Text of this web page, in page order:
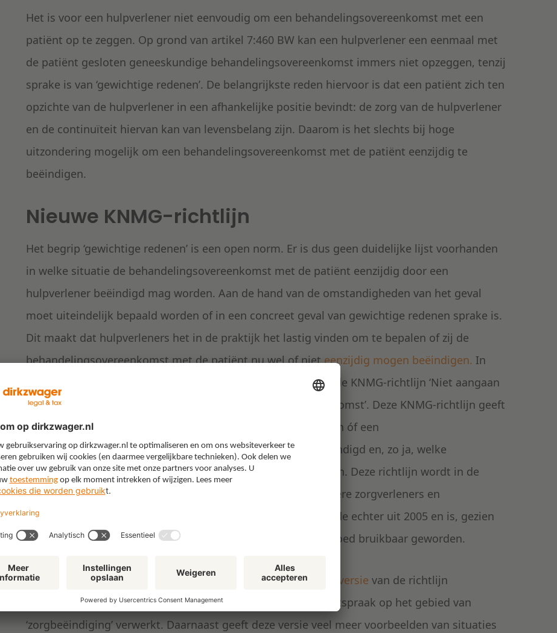
Het is voor een hulpverlener niet eenvoudig om een behandelingsovereenkomst met een
patiënt op te zeggen. Op grond van artikel 7:460 BW kan een hulpverlener een eenmaal met
de patiënt gesloten geneeskundige behandelingsovereenkomst immers niet opzeggen, tenzij
sprake is van ‘gewichtige redenen’. De belangrijkste reden hiervoor is dat een patiënt zich ten
opzichte van de hulpverlener in een afhankelijke positie bevindt: de zorg van de hulpverlener
en de continuïteit hiervan kan van levensbelang zijn. Daarom is het slechts bij hoge
uitzondering mogelijk om een behandelingsovereenkomst met de patiënt eenzijdig te
beëindigen.
Nieuwe KNMG-richtlijn
Het begrip ‘gewichtige redenen’ is een open norm. Er is dus geen duidelijke lijst voorhanden
in welke situatie de behandelingsovereenkomst met de patiënt eenzijdig door een
hulpverlener beëindigd mag worden. Aan de hand van de omstandigheden van het geval
moet uiteindelijk bepaald worden of in een concreet geval van gewichtige redenen sprake is.
Dit maakt dat hulpverleners het in de praktijk het lastig vinden om te bepalen of zij de
behandelingsovereenkomst met de patiënt nu wel of nieteenzijdig mogen beëindigen. In
ons ‘zorgbeëindiging’ hebben wij in dit kader verwezen naar de KNMG-richtlijn ‘Niet aangaan
of beëindiging van de geneeskundige behandelingsovereenkomst’. Deze KNMG-richtlijn geeft
artsen in de cure en care sector handvatten om te beoordelen óf een
behandelingsovereenkomst met de patiënt kan worden beëindigd en, zo ja, welke
zorgvuldigheidseisen hierbij in acht moeten worden genomen. Deze richtlijn wordt in de
praktijk niet alleen gebruikt door artsen, maar ook door andere zorgverleners en
zorginstellingen in de care en cure sector. De richtlijn dateerde echter uit 2005 en is, gezien
de inmiddels sterk veranderde zorgpraktijk, steeds minder goed bruikbaar geworden.
Eind januari 2021 heeft de KNMG echter een volledig nieuwe versie van de richtlijn
gepubliceerd. In deze versie is de (meest) recente (tucht)rechtspraak op het gebied van
‘zorgbeëindiging’ verwerkt. Daarnaast geeft deze versie veel meer voorbeelden van situaties